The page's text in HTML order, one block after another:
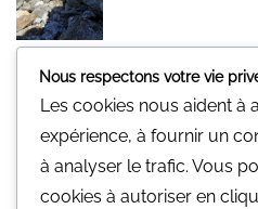
Minerali
Une pierre pour vous.
Nous n'avons pas de magasin
Vous pouvez nous contacter
gp@minerali.beou au
Nous respectons votre vie
Les cookies nous aident à
expérience, à fournir un
à analyser le trafic. Vous
cookies à autoriser en